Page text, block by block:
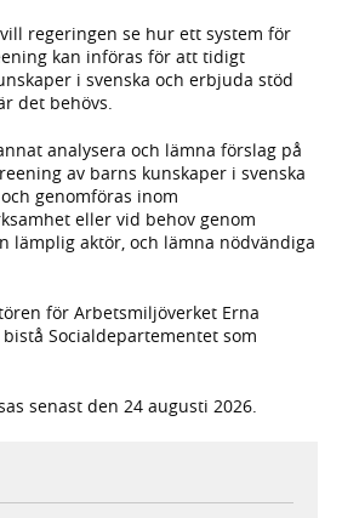
regeringen se hur ett system för
kan införas för att tidigt
i svenska och erbjuda stöd
det behövs.
analysera och lämna förslag på
av barns kunskaper i svenska
genomföras inom
eller vid behov genom
lämplig aktör, och lämna nödvändiga
för Arbetsmiljöverket Erna
Socialdepartementet som
senast den 24 augusti 2026.